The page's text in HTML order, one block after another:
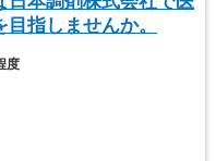
指しませんか。
度